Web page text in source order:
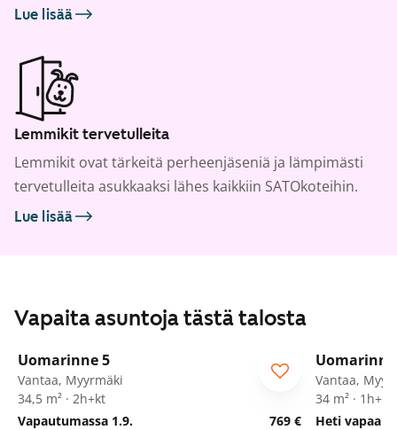
Lue lisää
Lemmikit tervetulleita
Lemmikit ovat tärkeitä perheenjäseniä ja lämpimästi
tervetulleita asukkaaksi lähes kaikkiin SATOkoteihin.
Lue lisää
Vapaita asuntoja tästä talosta
/23
Uomarinne 5
Vantaa, Myyrmäki
34,5 m² · 2h+kt
Vapautumassa 1.9.
769 €
Vantaa,
34 m² ·
Heti vapaa